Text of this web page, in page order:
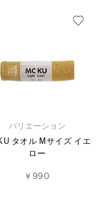
バリエーション
タオル Mサイズ イエ
ロー
￥990